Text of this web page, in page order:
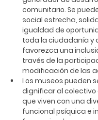
comunitario. Se
social estrecha,
igualdad de
toda la ciudadanía y
favorezca una
través de la
modificación de las
Los museos pueden
dignificar al colectivo
que viven con una
funcional psíquica e